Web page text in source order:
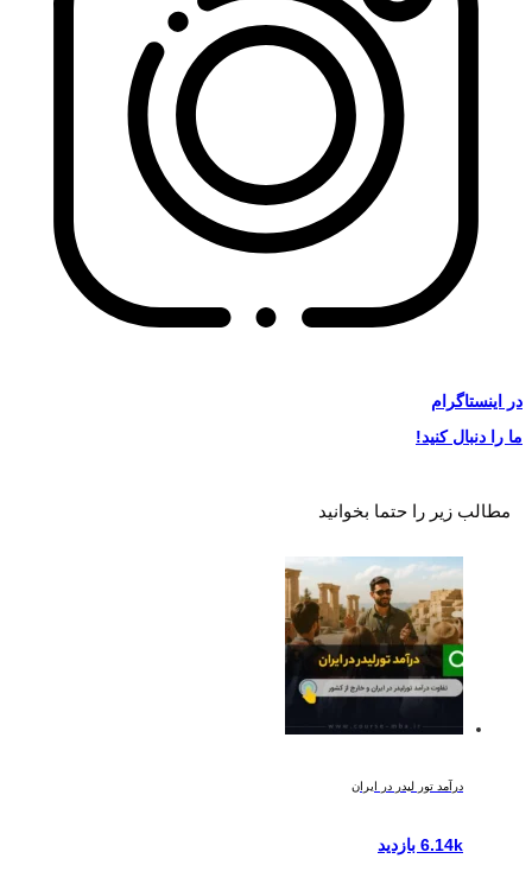
در
اینستاگرام
ما را دنبال کنید!
مطالب زیر را حتما بخوانید
درآمد تور لیدر در ایران
6.14k بازدید